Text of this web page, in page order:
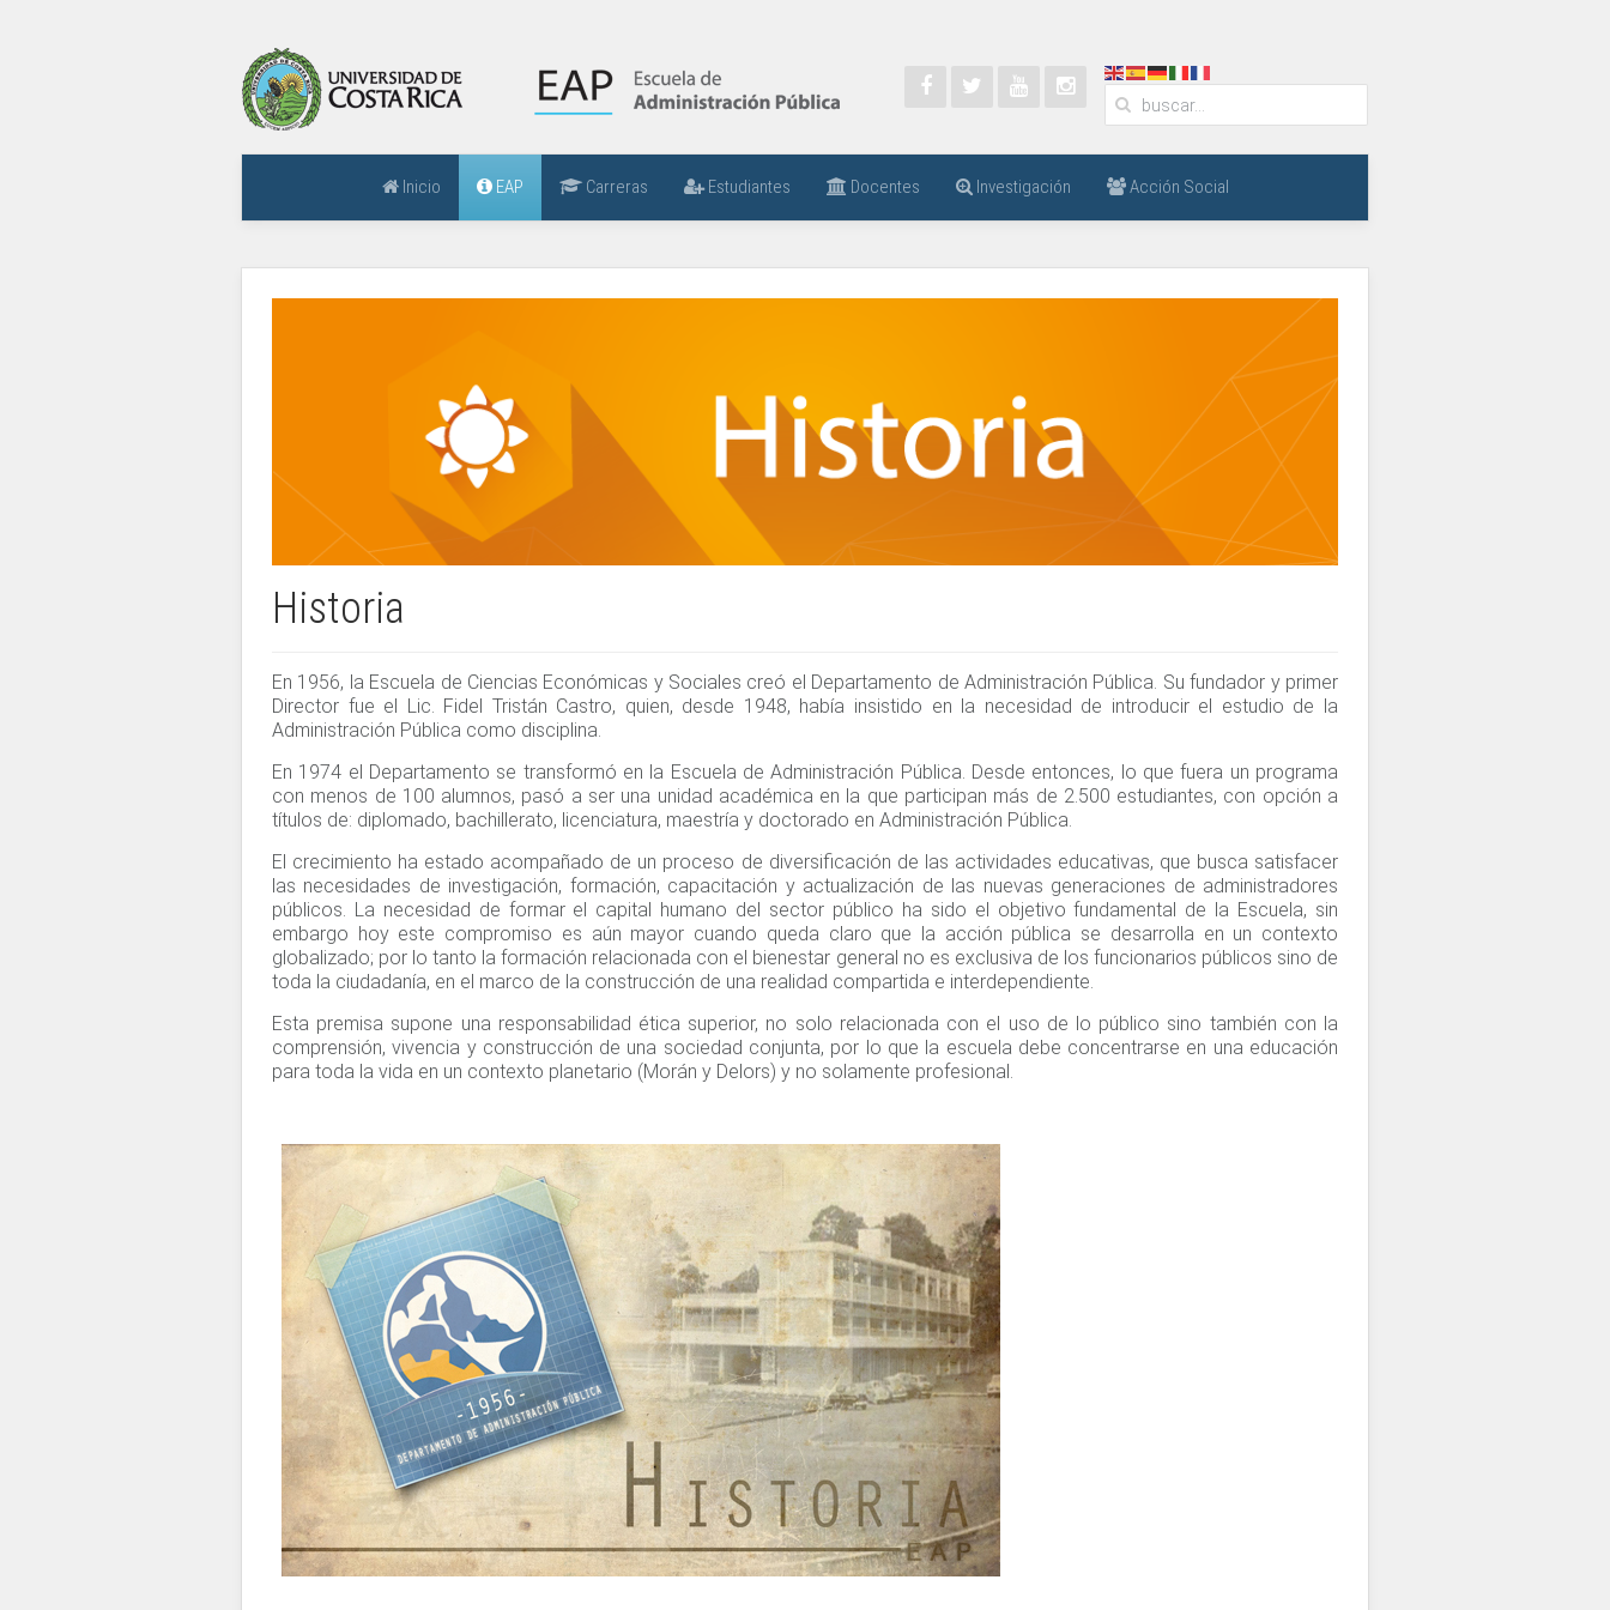
Inicio EAP Carreras Estudiantes Docentes Investigación Acción Social
Historia
En 1956, la Escuela de Ciencias Económicas y Sociales creó el Departamento de Administración Pública. Su fundador y primer
Director fue el Lic. Fidel Tristán Castro, quien, desde 1948, había insistido en la necesidad de introducir el estudio de la
Administración Pública como disciplina.
En 1974 el Departamento se transformó en la Escuela de Administración Pública. Desde entonces, lo que fuera un programa
con menos de 100 alumnos, pasó a ser una unidad académica en la que participan más de 2.500 estudiantes, con opción a
títulos de: diplomado, bachillerato, licenciatura, maestría y doctorado en Administración Pública.
El crecimiento ha estado acompañado de un proceso de diversificación de las actividades educativas, que busca satisfacer
las necesidades de investigación, formación, capacitación y actualización de las nuevas generaciones de administradores
públicos. La necesidad de formar el capital humano del sector público ha sido el objetivo fundamental de la Escuela, sin
embargo hoy este compromiso es aún mayor cuando queda claro que la acción pública se desarrolla en un contexto
globalizado; por lo tanto la formación relacionada con el bienestar general no es exclusiva de los funcionarios públicos sino de
toda la ciudadanía, en el marco de la construcción de una realidad compartida e interdependiente.
Esta premisa supone una responsabilidad ética superior, no solo relacionada con el uso de lo público sino también con la
comprensión, vivencia y construcción de una sociedad conjunta, por lo que la escuela debe concentrarse en una educación
para toda la vida en un contexto planetario (Morán y Delors) y no solamente profesional.